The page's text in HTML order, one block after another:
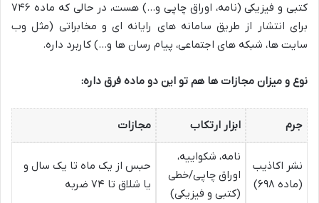
کتبی و فیزیکی (نامه، اوراق چاپی و…) هست، در حالی که ماده ۷۴۶
برای انتشار از طریق سامانه های رایانه ای و مخابراتی (مثل وب
سایت ها، شبکه های اجتماعی، پیام رسان ها و…) کاربرد داره.
نوع و میزان مجازات ها هم تو این دو ماده فرق داره:
جرم ابزار ارتکاب مجازات
نشر اکاذیب
(ماده ۶۹۸)
نامه، شکواییه،
اوراق چاپی/خطی
(کتبی و فیزیکی)
حبس از یک ماه تا یک سال و
یا شلاق تا ۷۴ ضربه